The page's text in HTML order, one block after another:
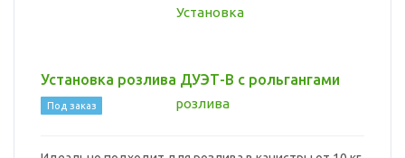
Установка розлива ДУЭТ-В с рольгангами
Под заказ